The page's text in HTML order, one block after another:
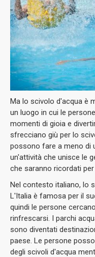
Ma lo scivolo d'acqua è
un luogo in cui le
momenti di gioia e
sfrecciano giù per lo
possono fare a meno di
un'attività che unisce le
che saranno ricordati per
Nel contesto italiano, lo
L'Italia è famosa per il
quindi le persone
rinfrescarsi. I parchi
sono diventati
paese. Le persone
degli scivoli d'acqua